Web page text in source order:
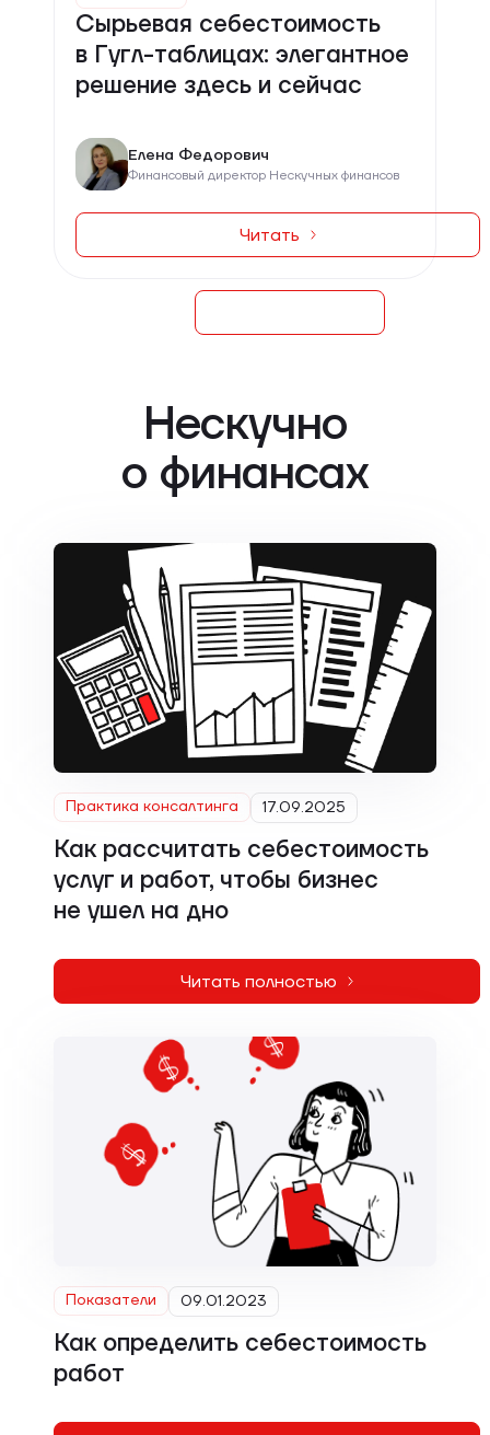
Сырьевая себестоимость
в Гугл-таблицах: элегантное
решение здесь и сейчас
Елена Федорович
Финансовый директор Нескучных финансов
Читать
Нескучно
о финансах
17.09.2025
Практика консалтинга
Как рассчитать себестоимость
услуг и работ, чтобы бизнес
не ушел на дно
Читать полностью
09.01.2023
Показатели
Как определить себестоимость
работ